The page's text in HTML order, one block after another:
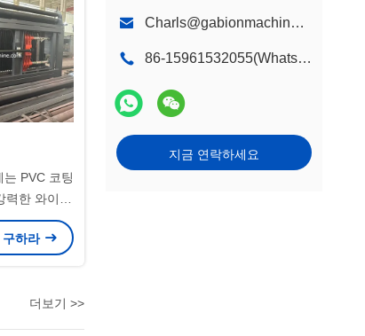
Charls@gabionmachinery.com
86-15961532055(Whatsapp)
지금 연락하세요
PVC 코팅
한 와이어
다.
구하라
더보기 >>